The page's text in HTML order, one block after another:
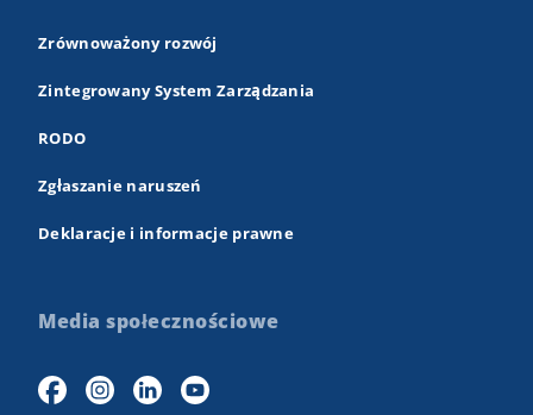
Zrównoważony rozwój
Zintegrowany System Zarządzania
RODO
Zgłaszanie naruszeń
Deklaracje i informacje prawne
Media społecznościowe